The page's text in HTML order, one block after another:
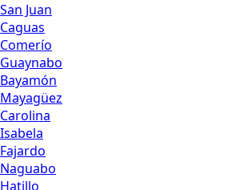
San Juan
Caguas
Comerío
Guaynabo
Bayamón
Mayagüez
Carolina
Isabela
Fajardo
Naguabo
Hatillo